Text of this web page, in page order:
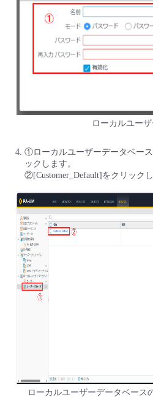
ローカルユー
①ローカルユーザーデータベー
ックします。
②[Customer_Default]をクリックし
ローカルユーザーデータベース